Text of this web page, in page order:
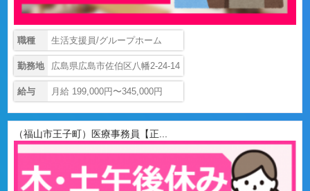
職種 生活支援員/グループホーム
勤務地 広島県広島市佐伯区八幡2-24-14
給与 月給 199,000円〜345,000円
（福山市王子町）医療事務員【正...